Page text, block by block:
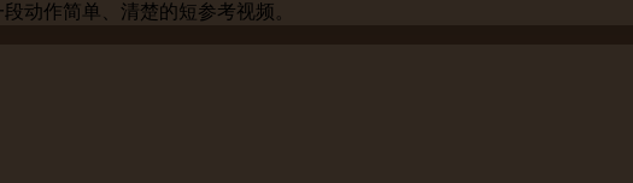
动作简单、清楚的短参考视频。